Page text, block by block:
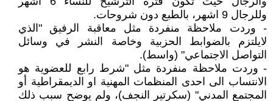
وللرجال 9 اشهر، بالطبع دون شروحات.
- وردت ملاحظة منفردة مثل معاقبة الرفيق "الذي
لايلتزم بالضوابط الحزبية وخاصة النشر في وسائل
التواصل الاجتماعي" (واسط).
- وردت ملاحظة منفردة مثل "شرط رابع للعضوية هو
الانتساب الى احدى المنظمات المهنية او الديمقراطية أو
المجتمع المدني" (سكرتير النجف)، ولم يوضح سبب ذلك